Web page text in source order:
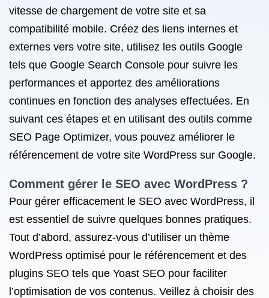
vitesse de chargement de votre site et sa
compatibilité mobile. Créez des liens internes et
externes vers votre site, utilisez les outils Google
tels que Google Search Console pour suivre les
performances et apportez des améliorations
continues en fonction des analyses effectuées. En
suivant ces étapes et en utilisant des outils comme
SEO Page Optimizer, vous pouvez améliorer le
référencement de votre site WordPress sur Google.
Comment gérer le SEO avec WordPress ?
Pour gérer efficacement le SEO avec WordPress, il
est essentiel de suivre quelques bonnes pratiques.
Tout d’abord, assurez-vous d’utiliser un thème
WordPress optimisé pour le référencement et des
plugins SEO tels que Yoast SEO pour faciliter
l’optimisation de vos contenus. Veillez à choisir des